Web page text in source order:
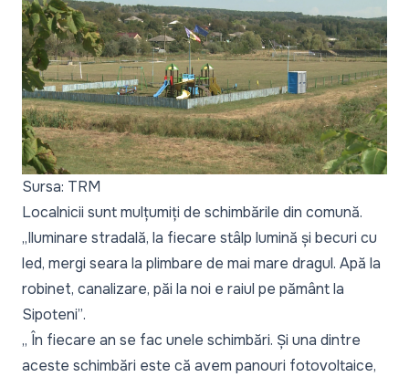
Sursa: TRM
Localnicii sunt mulțumiți de schimbările din comună.
„Iluminare stradală, la fiecare stâlp lumină și becuri cu
led, mergi seara la plimbare de mai mare dragul. Apă la
robinet, canalizare, păi la noi e raiul pe pământ la
Sipoteni”.
„ În fiecare an se fac unele schimbări. Și una dintre
aceste schimbări este că avem panouri fotovoltaice,